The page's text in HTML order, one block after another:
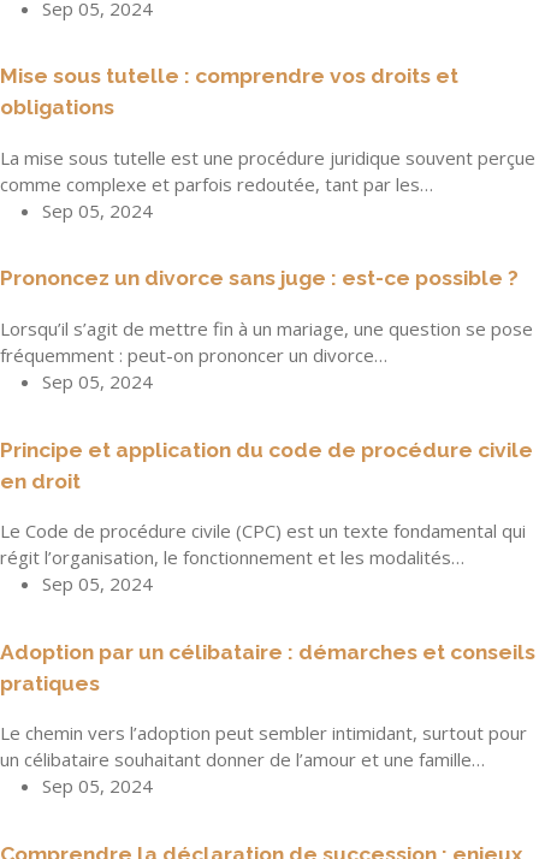
Sep 05, 2024
Mise sous tutelle : comprendre vos droits et
obligations
La mise sous tutelle est une procédure juridique souvent perçue
comme complexe et parfois redoutée, tant par les…
Sep 05, 2024
Prononcez un divorce sans juge : est-ce possible ?
Lorsqu’il s’agit de mettre fin à un mariage, une question se pose
fréquemment : peut-on prononcer un divorce…
Sep 05, 2024
Principe et application du code de procédure civile
en droit
Le Code de procédure civile (CPC) est un texte fondamental qui
régit l’organisation, le fonctionnement et les modalités…
Sep 05, 2024
Adoption par un célibataire : démarches et conseils
pratiques
Le chemin vers l’adoption peut sembler intimidant, surtout pour
un célibataire souhaitant donner de l’amour et une famille…
Sep 05, 2024
Comprendre la déclaration de succession : enjeux